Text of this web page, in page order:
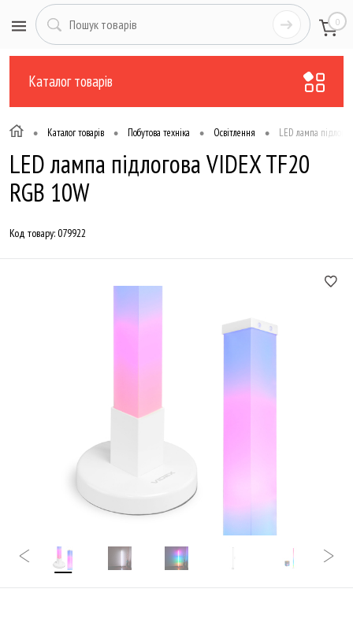
0
Каталог товарів
• Каталог товарів • Побутова техніка • Освітлення • LED лампа
LED лампа підлогова VIDEX TF20
RGB 10W
Код товару:079922